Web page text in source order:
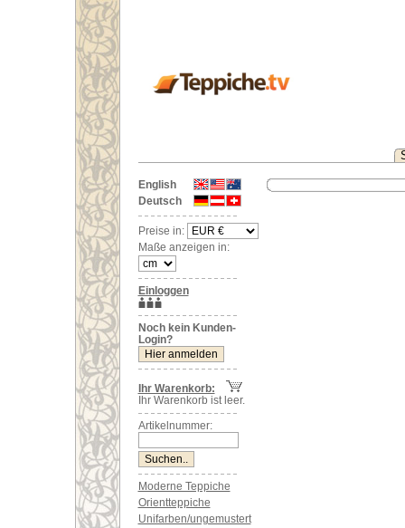
English
Deutsch
Preise in:
Maße anzeigen in:
Einloggen
Noch kein Kunden-
Login?
Ihr Warenkorb:
Ihr Warenkorb ist leer.
Artikelnummer:
Moderne Teppiche
Orientteppiche
Unifarben/ungemustert